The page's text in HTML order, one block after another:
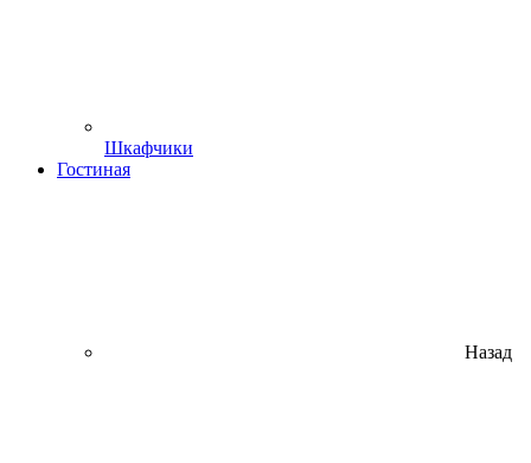
Шкафчики
Гостиная
Назад